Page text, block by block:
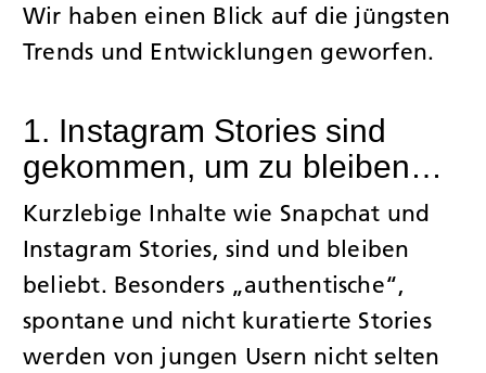
Wir haben einen Blick auf die jüngsten
Trends und Entwicklungen geworfen.
1. Instagram Stories sind
gekommen, um zu bleiben…
Kurzlebige Inhalte wie Snapchat und
Instagram Stories, sind und bleiben
beliebt. Besonders „authentische“,
spontane und nicht kuratierte Stories
werden von jungen Usern nicht selten